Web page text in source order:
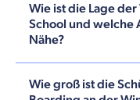
Wie ist die Lage
School und welche
Nähe?
Wie groß ist die